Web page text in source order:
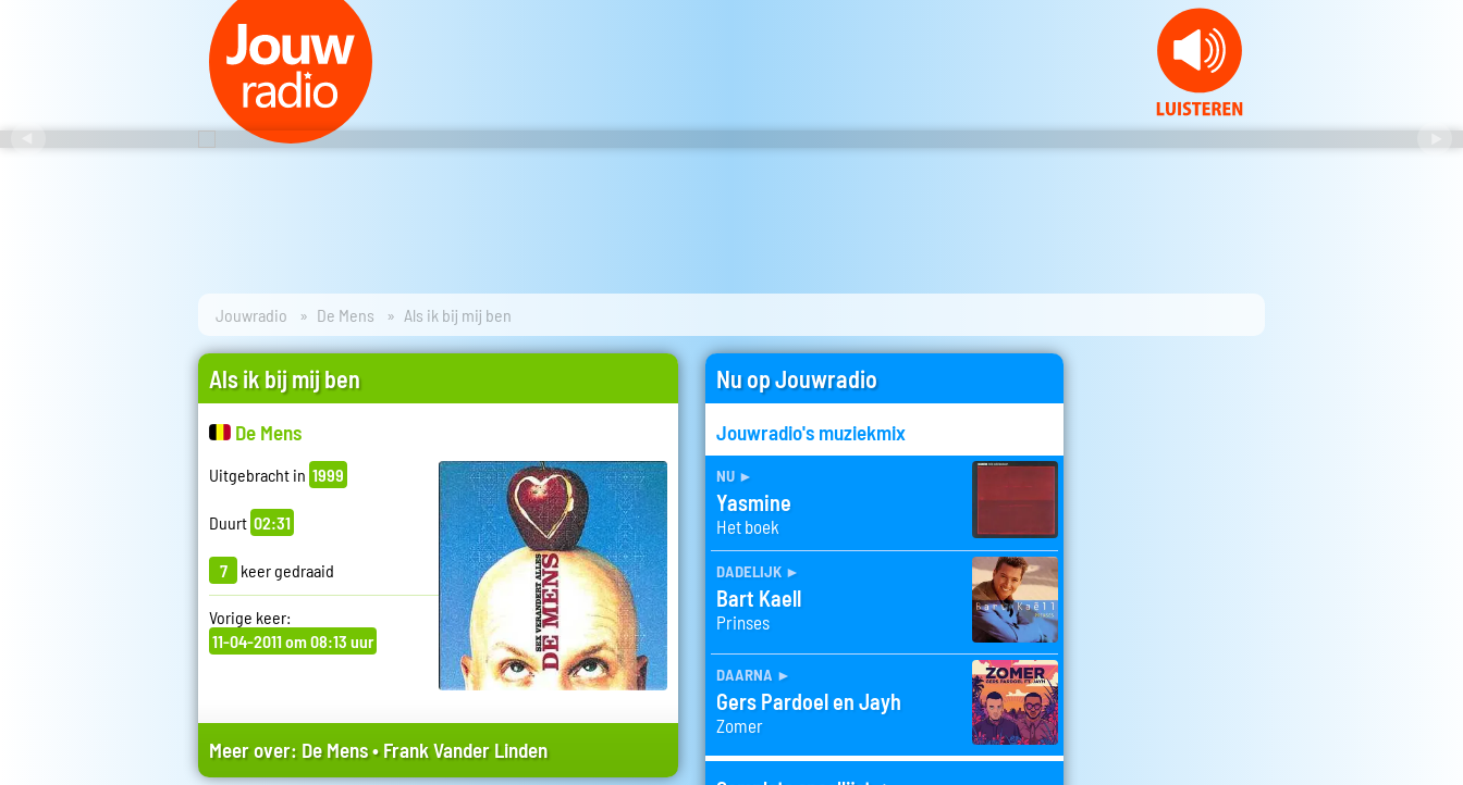
Jouwradio De Mens Als ik bij mij ben
Als ik bij mij ben
De Mens
Uitgebracht in 1999
Duurt 02:31
7 keer gedraaid
Vorige keer:
11-04-2011 om 08:13 uur
Meer over: De Mens•Frank Vander Linden
Nu op Jouwradio
Jouwradio's muziekmix
nu ►
Yasmine
Het boek
dadelijk ►
Bart Kaell
Prinses
daarna ►
Gers Pardoel en Jayh
Zomer